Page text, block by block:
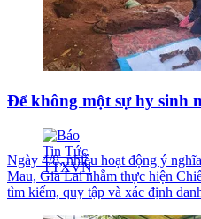
Để không một sự hy sinh
Ngày 4/8, nhiều hoạt động ý
Mau, Gia Lai nhằm thực hiện
tìm kiếm, quy tập và xác định